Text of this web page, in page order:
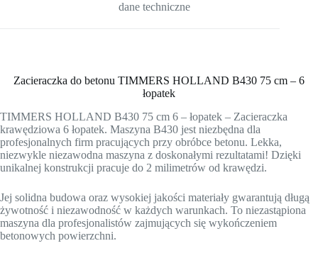
dane techniczne
Zacieraczka do betonu TIMMERS HOLLAND B430 75 cm – 6
łopatek
TIMMERS HOLLAND B430 75 cm 6 – łopatek – Zacieraczka
krawędziowa 6 łopatek. Maszyna B430 jest niezbędna dla
profesjonalnych firm pracujących przy obróbce betonu. Lekka,
niezwykle niezawodna maszyna z doskonałymi rezultatami! Dzięki
unikalnej konstrukcji pracuje do 2 milimetrów od krawędzi.
Jej solidna budowa oraz wysokiej jakości materiały gwarantują długą
żywotność i niezawodność w każdych warunkach. To niezastąpiona
maszyna dla profesjonalistów zajmujących się wykończeniem
betonowych powierzchni.